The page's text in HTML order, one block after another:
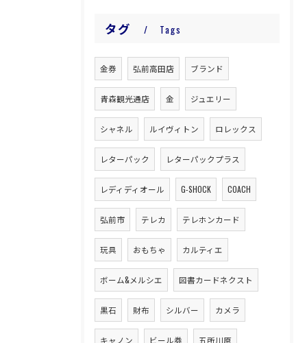
タグ Tags
金券 弘前高田店 ブランド
青森観光通店 金 ジュエリー
シャネル ルイヴィトン ロレックス
レターパック レターパックプラス
レディディオール G-SHOCK COACH
弘前市 テレカ テレホンカード
玩具 おもちゃ カルティエ
ボーム&メルシエ 図書カードネクスト
黒石 財布 シルバー カメラ
キャノン ビール券 五所川原